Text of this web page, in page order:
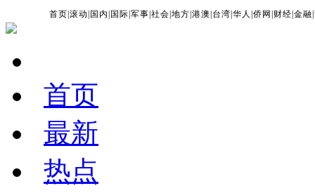
首页 |滚动 国内 国际 |军事 |社会 |地方 |港澳 台湾 |华人 |侨网 财经 |金融 |
首页
最新
热点